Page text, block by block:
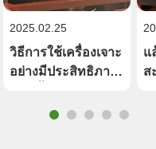
2025.02.25
วิธีการใช้เครื่องเจาะ
อย่างมีประสิทธิภาพ
แ
ส